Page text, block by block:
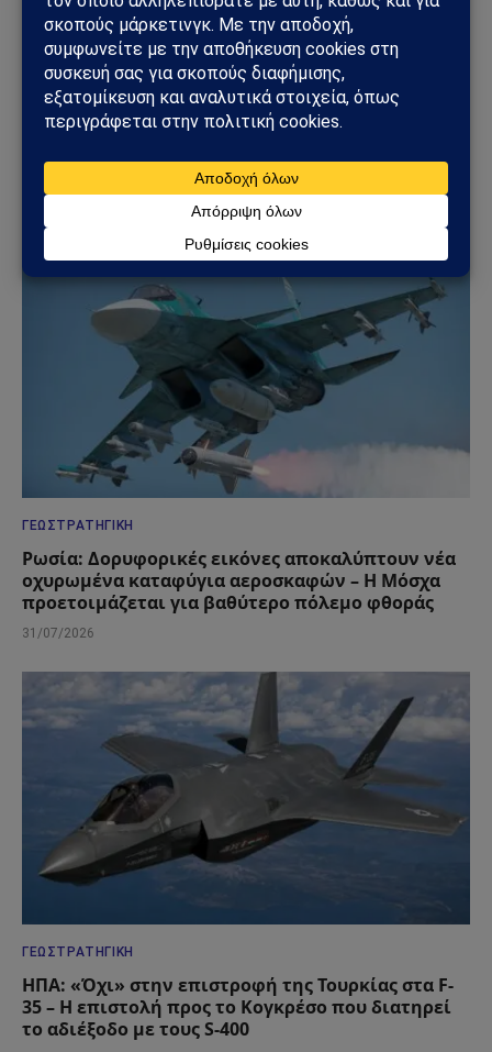
ΑΠΌΨΕΙΣ
Ανάλυση Andrew Korybko: Τι οδηγεί την
της Γερμανίας ύψους 800 δισεκατομμυρίων ευρώ;
ΓΕΩΣΤΡΑΤΗΓΙΚΉ
Ρωσία: Δορυφορικές εικόνες αποκαλύπτουν νέα
οχυρωμένα καταφύγια αεροσκαφών – Η Μόσχα
προετοιμάζεται για βαθύτερο πόλεμο φθοράς
31/07/2026
ΓΕΩΣΤΡΑΤΗΓΙΚΉ
ΗΠΑ: «Όχι» στην επιστροφή της Τουρκίας στα F-
35 – Η επιστολή προς το Κογκρέσο που διατηρεί
το αδιέξοδο με τους S-400